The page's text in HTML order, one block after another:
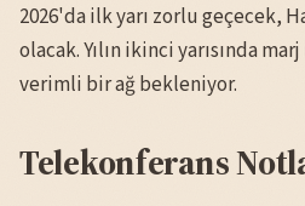
2026'da ilk yarı zorlu geçecek,
olacak. Yılın ikinci yarısında
verimli bir ağ bekleniyor.
Telekonferans